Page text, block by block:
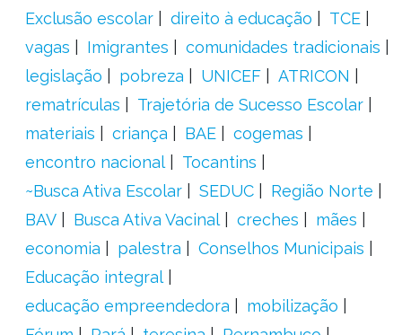
Exclusão escolar
direito à educação
TCE
vagas
Imigrantes
comunidades tradicionais
legislação
pobreza UNICEF
ATRICON
rematrículas
Trajetória de Sucesso Escolar
materiais
criança BAE
cogemas
encontro nacional
Tocantins
~Busca Ativa Escolar
SEDUC
Região Norte
BAV
Busca Ativa Vacinal creches
mães
economia
palestra
Conselhos Municipais
Educação integral
educação empreendedora
mobilização